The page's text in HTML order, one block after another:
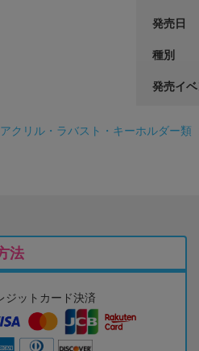
発売日
種別
発売イベ
クリル・ラバスト・キーホルダー類
法
ジットカード決済